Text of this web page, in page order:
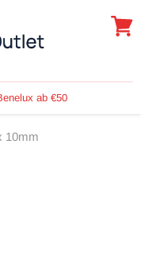
ab €50
10mm